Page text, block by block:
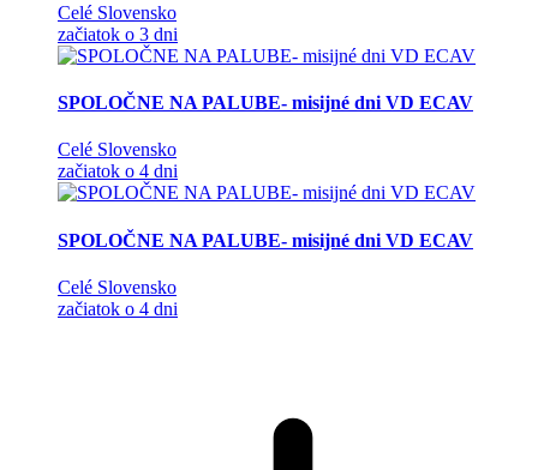
Celé Slovensko
začiatok o 3 dni
SPOLOČNE NA PALUBE- misijné dni VD ECAV
Celé Slovensko
začiatok o 4 dni
SPOLOČNE NA PALUBE- misijné dni VD ECAV
Celé Slovensko
začiatok o 4 dni